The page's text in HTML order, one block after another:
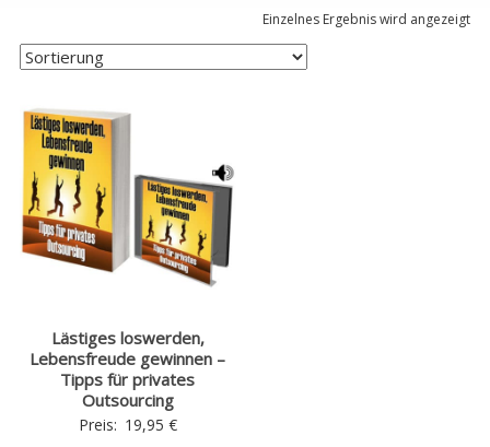
Einzelnes Ergebnis wird angezeigt
Lästiges loswerden,
Lebensfreude gewinnen –
Tipps für privates
Outsourcing
Preis: 19,95 €